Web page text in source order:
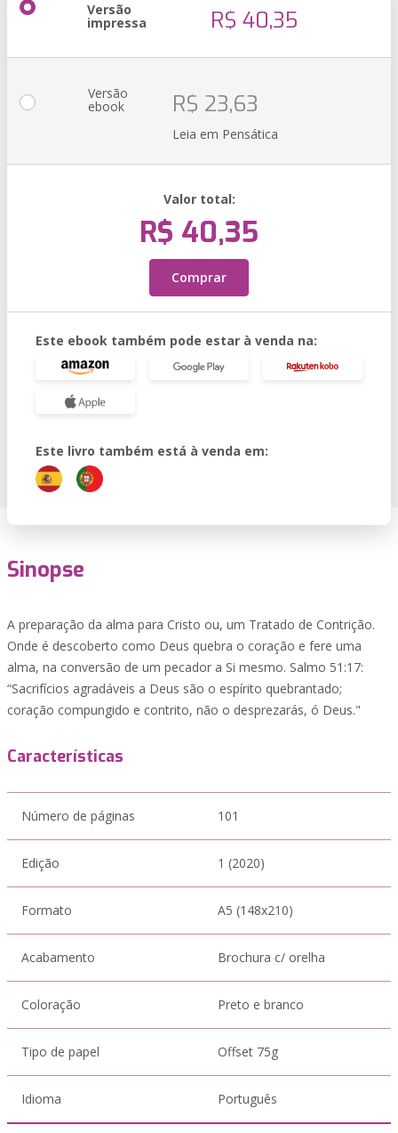
Versão
impressa R$ 40,35
Versão
ebook R$ 23,63
Leia em Pensática
Valor total:
R$ 40,35
Comprar
Este ebook também pode estar à venda na:
Este livro também está à venda em:
Sinopse
A preparação da alma para Cristo ou, um Tratado de Contrição.
Onde é descoberto como Deus quebra o coração e fere uma
alma, na conversão de um pecador a Si mesmo. Salmo 51:17:
“Sacrifícios agradáveis a Deus são o espírito quebrantado;
coração compungido e contrito, não o desprezarás, ó Deus."
Características
Número de páginas 101
Edição 1 (2020)
Formato A5 (148x210)
Acabamento Brochura c/ orelha
Coloração Preto e branco
Tipo de papel Offset 75g
Idioma Português